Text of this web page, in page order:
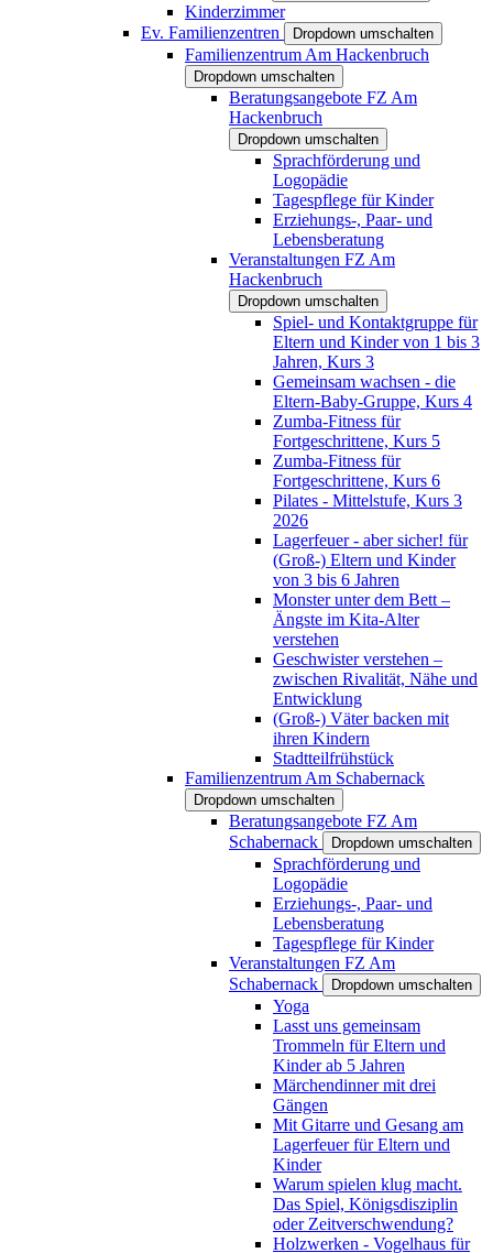
Kinderzimmer
Ev. Familienzentren
Dropdown umschalten
Familienzentrum Am Hackenbruch
Dropdown umschalten
Beratungsangebote FZ Am
Hackenbruch
Dropdown umschalten
Sprachförderung und
Logopädie
Tagespflege für Kinder
Erziehungs-, Paar- und
Lebensberatung
Veranstaltungen FZ Am
Hackenbruch
Dropdown umschalten
Spiel- und Kontaktgruppe für
Eltern und Kinder von 1 bis 3
Jahren, Kurs 3
Gemeinsam wachsen - die
Eltern-Baby-Gruppe, Kurs 4
Zumba-Fitness für
Fortgeschrittene, Kurs 5
Zumba-Fitness für
Fortgeschrittene, Kurs 6
Pilates - Mittelstufe, Kurs 3
2026
Lagerfeuer - aber sicher! für
(Groß-) Eltern und Kinder
von 3 bis 6 Jahren
Monster unter dem Bett –
Ängste im Kita-Alter
verstehen
Geschwister verstehen –
zwischen Rivalität, Nähe und
Entwicklung
(Groß-) Väter backen mit
ihren Kindern
Stadtteilfrühstück
Familienzentrum Am Schabernack
Dropdown umschalten
Beratungsangebote FZ Am
Schabernack
Dropdown umschalten
Sprachförderung und
Logopädie
Erziehungs-, Paar- und
Lebensberatung
Tagespflege für Kinder
Veranstaltungen FZ Am
Schabernack
Dropdown umschalten
Yoga
Lasst uns gemeinsam
Trommeln für Eltern und
Kinder ab 5 Jahren
Märchendinner mit drei
Gängen
Mit Gitarre und Gesang am
Lagerfeuer für Eltern und
Kinder
Warum spielen klug macht.
Das Spiel, Königsdisziplin
oder Zeitverschwendung?
Holzwerken - Vogelhaus für